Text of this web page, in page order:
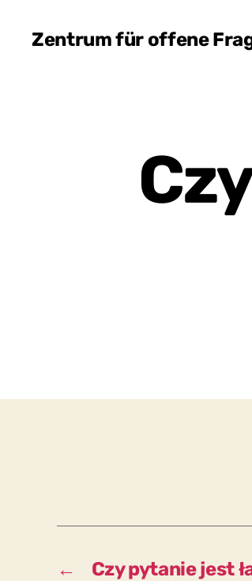
Zentrum für offene
← Czy pytanie jest